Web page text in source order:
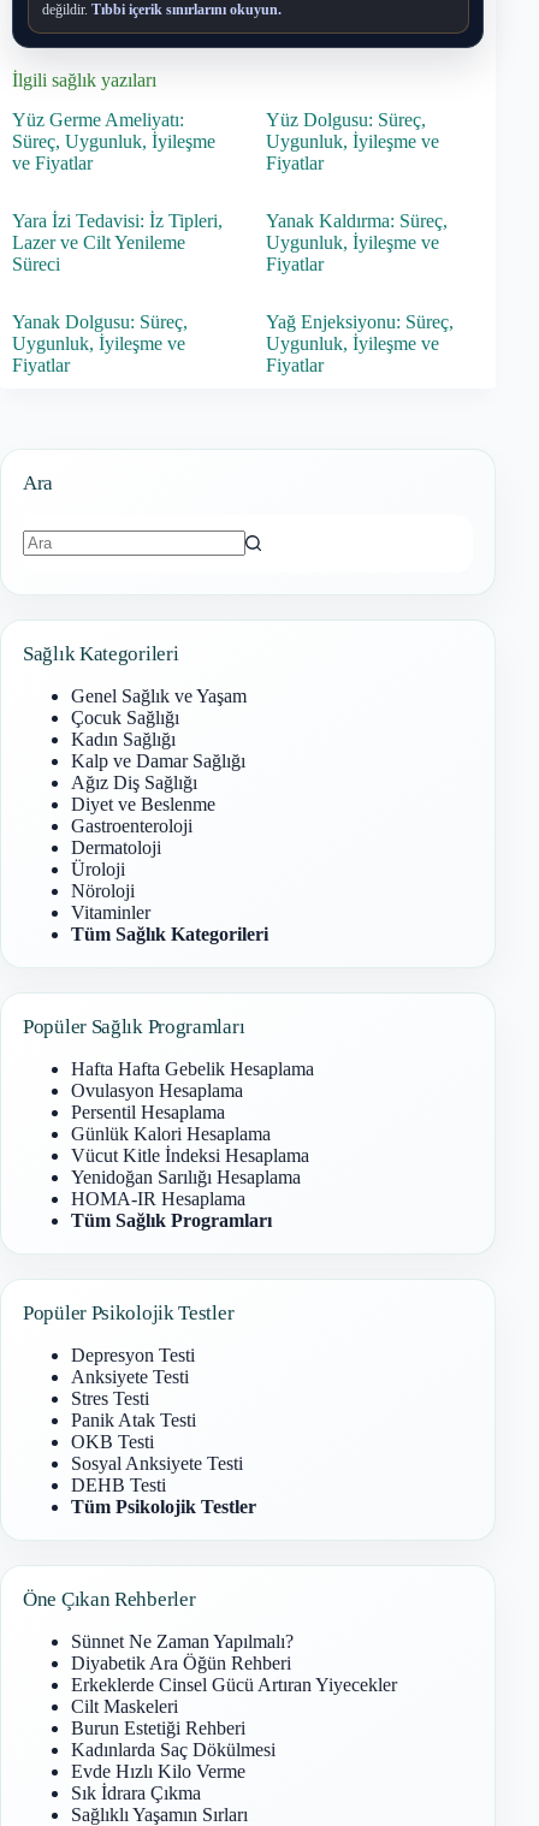
değildir. Tıbbi içerik sınırlarını okuyun.
İlgili sağlık yazıları
Yüz Germe Ameliyatı:
Süreç, Uygunluk, İyileşme
ve Fiyatlar
Yüz Dolgusu: Süreç,
Uygunluk, İyileşme ve
Fiyatlar
Yara İzi Tedavisi: İz Tipleri,
Lazer ve Cilt Yenileme
Süreci
Yanak Kaldırma: Süreç,
Uygunluk, İyileşme ve
Fiyatlar
Yanak Dolgusu: Süreç,
Uygunluk, İyileşme ve
Fiyatlar
Yağ Enjeksiyonu: Süreç,
Uygunluk, İyileşme ve
Fiyatlar
Ara
Sağlık Kategorileri
Genel Sağlık ve Yaşam
Çocuk Sağlığı
Kadın Sağlığı
Kalp ve Damar Sağlığı
Ağız Diş Sağlığı
Diyet ve Beslenme
Gastroenteroloji
Dermatoloji
Üroloji
Nöroloji
Vitaminler
Tüm Sağlık Kategorileri
Popüler Sağlık Programları
Hafta Hafta Gebelik Hesaplama
Ovulasyon Hesaplama
Persentil Hesaplama
Günlük Kalori Hesaplama
Vücut Kitle İndeksi Hesaplama
Yenidoğan Sarılığı Hesaplama
HOMA-IR Hesaplama
Tüm Sağlık Programları
Popüler Psikolojik Testler
Depresyon Testi
Anksiyete Testi
Stres Testi
Panik Atak Testi
OKB Testi
Sosyal Anksiyete Testi
DEHB Testi
Tüm Psikolojik Testler
Öne Çıkan Rehberler
Sünnet Ne Zaman Yapılmalı?
Diyabetik Ara Öğün Rehberi
Erkeklerde Cinsel Gücü Artıran Yiyecekler
Cilt Maskeleri
Burun Estetiği Rehberi
Kadınlarda Saç Dökülmesi
Evde Hızlı Kilo Verme
Sık İdrara Çıkma
Sağlıklı Yaşamın Sırları